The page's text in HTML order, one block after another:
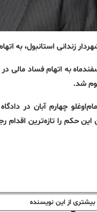
زندانی استانبول، به
به اتهام فساد مالی در
شد.
چهارم آبان در دادگاه
حکم را تازه‌ترین اقدام
از این نویسندە